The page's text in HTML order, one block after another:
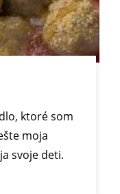
ktoré som
moja
svoje deti.